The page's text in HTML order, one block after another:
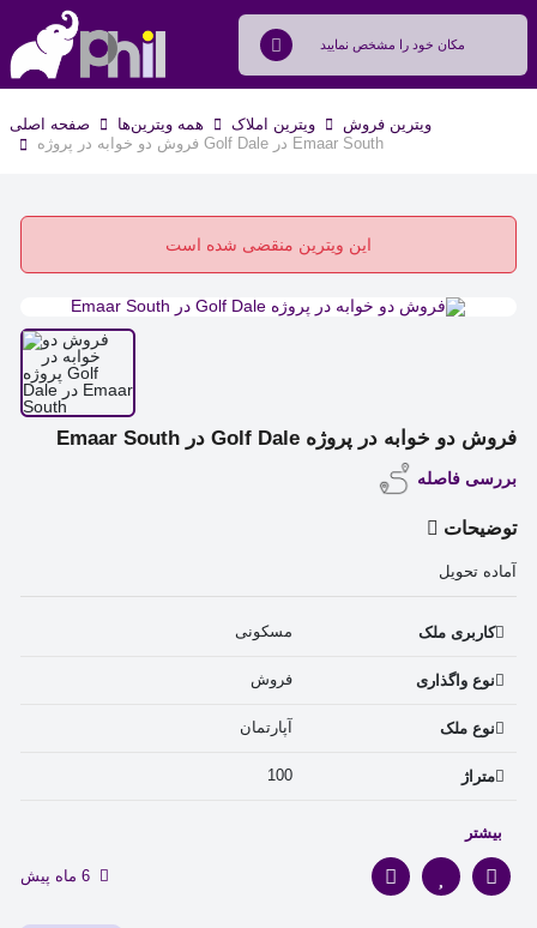
صفحه اصلی همه ویترین‌ها ویترین املاک
ویترین فروش
فروش دو خوابه در پروژه Golf Dale در Emaar South
این ویترین منقضی شده است
فروش دو خوابه در پروژه Golf Dale در Emaar South
بررسی فاصله
توضیحات
آماده تحویل
کاربری ملک مسکونی
نوع واگذاری فروش
نوع ملک آپارتمان
متراژ 100
سن بنا
بیشتر
6 ماه پیش